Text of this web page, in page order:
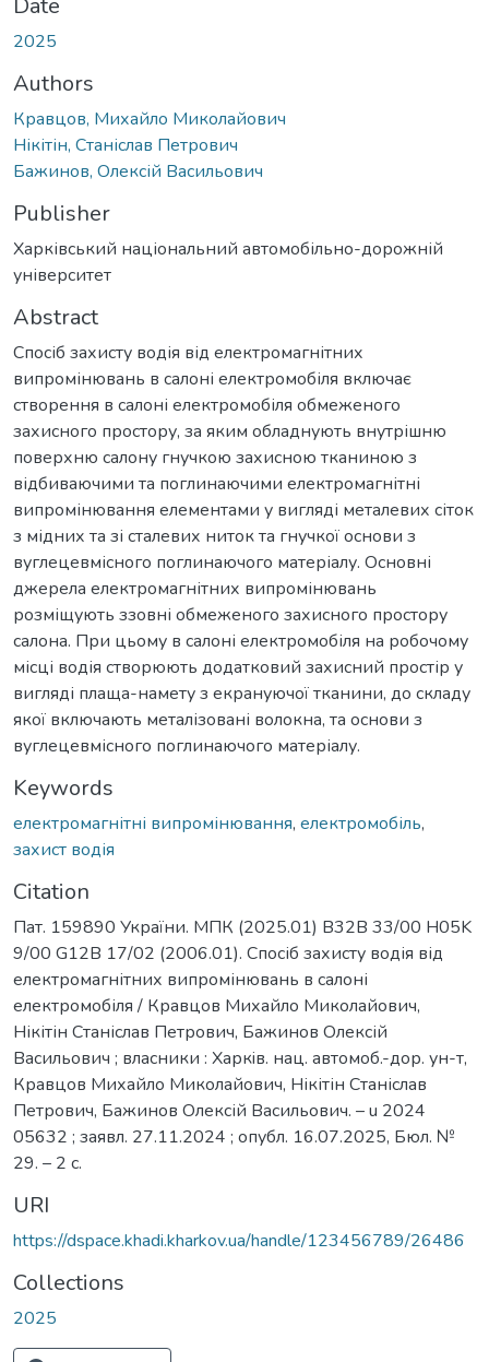
2025
Authors
Кравцов, Михайло Миколайович
Нікітін, Станіслав Петрович
Бажинов, Олексій Васильович
Publisher
Харківський національний автомобільно-дорожній
університет
Abstract
Спосіб захисту водія від електромагнітних
випромінювань в салоні електромобіля включає
створення в салоні електромобіля обмеженого
захисного простору, за яким обладнують внутрішню
поверхню салону гнучкою захисною тканиною з
відбиваючими та поглинаючими електромагнітні
випромінювання елементами у вигляді металевих сіток
з мідних та зі сталевих ниток та гнучкої основи з
вуглецевмісного поглинаючого матеріалу. Основні
джерела електромагнітних випромінювань
розміщують ззовні обмеженого захисного простору
салона. При цьому в салоні електромобіля на робочому
місці водія створюють додатковий захисний простір у
вигляді плаща-намету з екрануючої тканини, до складу
якої включають металізовані волокна, та основи з
вуглецевмісного поглинаючого матеріалу.
Keywords
електромагнітні випромінювання, електромобіль,
захист водія
Citation
Пат. 159890 України. МПК (2025.01) B32B 33/00 H05K
9/00 G12B 17/02 (2006.01). Спосіб захисту водія від
електромагнітних випромінювань в салоні
електромобіля / Кравцов Михайло Миколайович,
Нікітін Станіслав Петрович, Бажинов Олексій
Васильович ; власники : Харкiв. нац. автомоб.-дор. ун-т,
Кравцов Михайло Миколайович, Нікітін Станіслав
Петрович, Бажинов Олексій Васильович. – u 2024
05632 ; заявл. 27.11.2024 ; опубл. 16.07.2025, Бюл. №
29. – 2 с.
URI
https://dspace.khadi.kharkov.ua/handle/123456789/26486
Collections
2025